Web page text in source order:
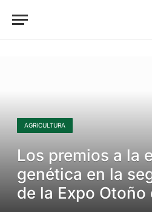
AGRICULTURA
Los premios a la
genética en la
de la Expo Otoño